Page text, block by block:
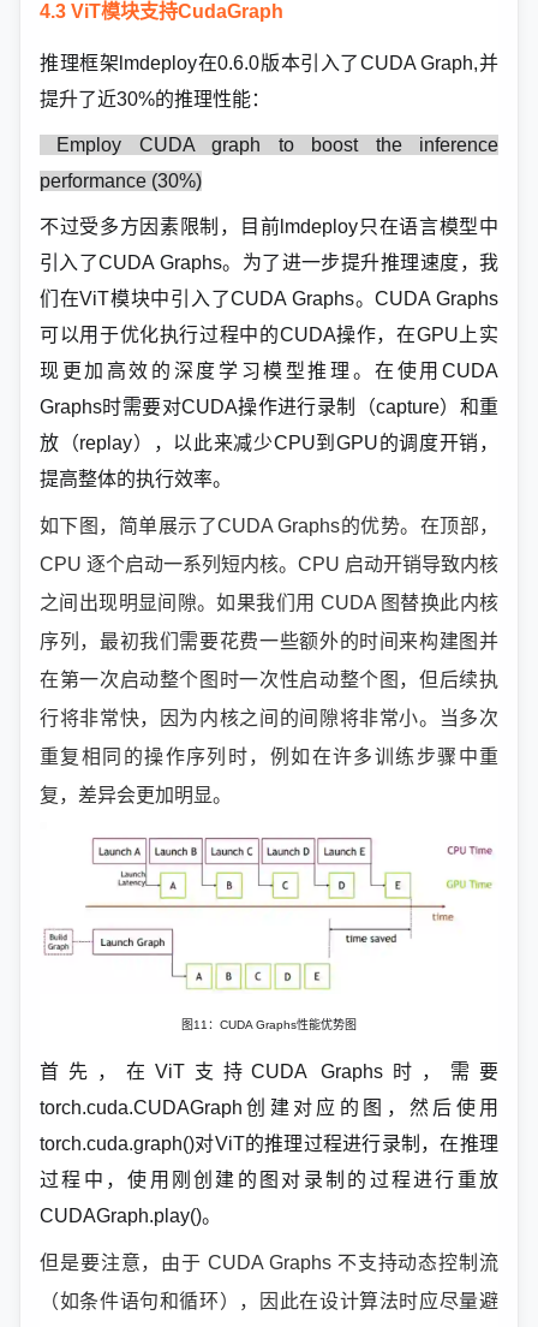
4.3 ViT模块支持CudaGraph
推理框架lmdeploy在0.6.0版本引入了CUDA Graph,并
提升了近30%的推理性能：
Employ CUDA graph to boost the inference
performance (30%)
不过受多方因素限制，目前lmdeploy只在语言模型中
引入了CUDA Graphs。为了进一步提升推理速度，我
们在ViT模块中引入了CUDA Graphs。CUDA Graphs
可以用于优化执行过程中的CUDA操作，在GPU上实
现更加高效的深度学习模型推理。在使用CUDA
Graphs时需要对CUDA操作进行录制（capture）和重
放（replay），以此来减少CPU到GPU的调度开销，
提高整体的执行效率。
如下图，简单展示了CUDA Graphs的优势。在顶部，
CPU 逐个启动一系列短内核。CPU 启动开销导致内核
之间出现明显间隙。如果我们用 CUDA 图替换此内核
序列，最初我们需要花费一些额外的时间来构建图并
在第一次启动整个图时一次性启动整个图，但后续执
行将非常快，因为内核之间的间隙将非常小。当多次
重复相同的操作序列时，例如在许多训练步骤中重
复，差异会更加明显。
图11：CUDA Graphs性能优势图
首先，在ViT支持CUDA Graphs时，需要
torch.cuda.CUDAGraph创建对应的图，然后使用
torch.cuda.graph()对ViT的推理过程进行录制，在推理
过程中，使用刚创建的图对录制的过程进行重放
CUDAGraph.play()。
但是要注意，由于 CUDA Graphs 不支持动态控制流
（如条件语句和循环），因此在设计算法时应尽量避